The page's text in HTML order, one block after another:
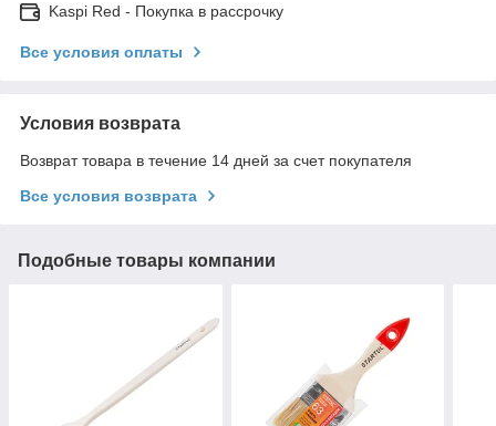
Kaspi Red - Покупка в рассрочку
Все условия оплаты
Условия возврата
Возврат товара в течение 14 дней за счет покупателя
Все условия возврата
Подобные товары компании